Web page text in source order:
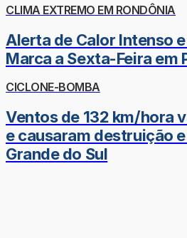
CLIMA EXTREMO EM RONDÔNIA
Alerta de Calor Intenso
Marca a Sexta-Feira em
CICLONE-BOMBA
Ventos de 132 km/hora
e causaram destruição
Grande do Sul